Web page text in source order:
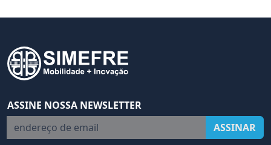
ASSINE NOSSA NEWSLETTER
endereço de email
ASSINAR